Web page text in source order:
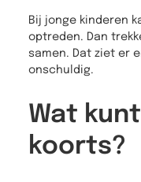
Bij jonge kinderen
optreden. Dan
samen. Dat ziet er
onschuldig.
Wat
koorts?